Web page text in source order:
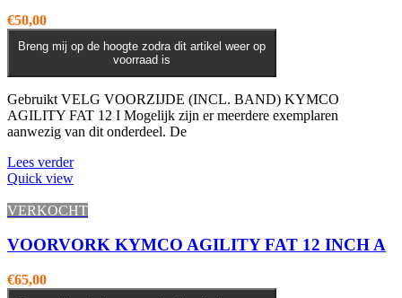
€50,00
Breng mij op de hoogte zodra dit artikel weer op
voorraad is
Gebruikt VELG VOORZIJDE (INCL. BAND) KYMCO
AGILITY FAT 12 I Mogelijk zijn er meerdere exemplaren
aanwezig van dit onderdeel. De
Lees verder
Quick view
VERKOCHT
VOORVORK KYMCO AGILITY FAT 12 INCH A
€65,00